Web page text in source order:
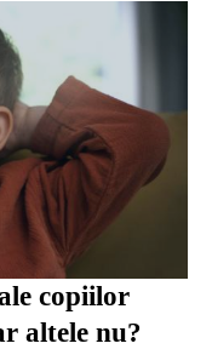
copiilor
altele nu?